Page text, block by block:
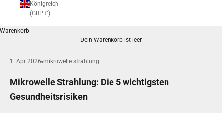
Königreich
(GBP £)
Warenkorb
Dein Warenkorb ist leer
1. Apr 2026 mikrowelle strahlung
Mikrowelle Strahlung: Die 5 wichtigsten
Gesundheitsrisiken